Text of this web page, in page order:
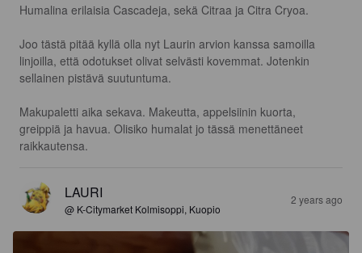
Humalina erilaisia Cascadeja, sekä Citraa ja Citra Cryoa.
Joo tästä pitää kyllä olla nyt Laurin arvion kanssa samoilla
linjoilla, että odotukset olivat selvästi kovemmat. Jotenkin
sellainen pistävä suutuntuma.
Makupaletti aika sekava. Makeutta, appelsiinin kuorta,
greippiä ja havua. Olisiko humalat jo tässä menettäneet
raikkautensa.
LAURI
@ K-Citymarket Kolmisoppi, Kuopio
2 years ago